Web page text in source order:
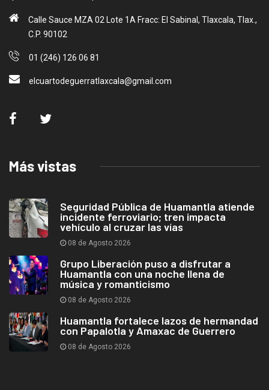
Calle Sauce MZA 02 Lote 1A Fracc: El Sabinal, Tlaxcala, Tlax.,
C.P. 90102
01 (246) 126 06 81
elcuartodeguerratlaxcala@gmail.com
Más vistas
Seguridad Pública de Huamantla atiende
incidente ferroviario; tren impacta
vehículo al cruzar las vías
08 de Agosto 2026
Grupo Liberación puso a disfrutar a
Huamantla con una noche llena de
música y romanticismo
08 de Agosto 2026
Huamantla fortalece lazos de hermandad
con Papalotla y Amaxac de Guerrero
08 de Agosto 2026